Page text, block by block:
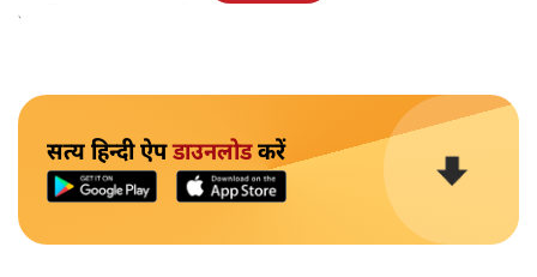
महाधिवक्ता पद पर रहे।
सत्य हिन्दी ऐपडाउनलोडकरें